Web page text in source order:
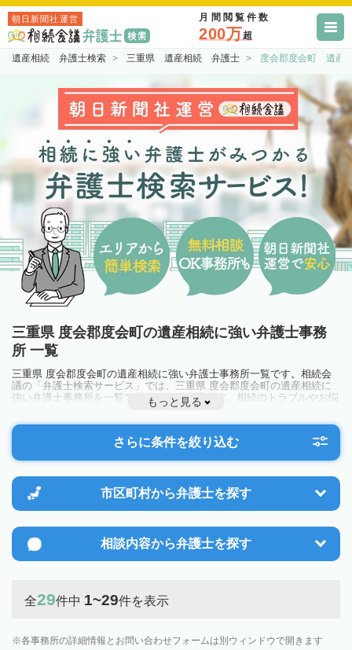
朝日新聞社運営 月間閲覧件数
200万超
遺産相続 弁護士検索 三重県 遺産相続 弁護士 度会郡度会町 遺産
三重県 度会郡度会町の遺産相続に強い弁護士事務
所 一覧
三重県 度会郡度会町の遺産相続に強い弁護士事務所一覧です。相続会
議の「弁護士検索サービス」では、三重県 度会郡度会町の遺産相続に
強い弁護士事務所を一覧で見ることが出来ます。相続のトラブルやお悩
みを抱えている方は一度近隣の弁護士に相談してみましょう。
もっと見る
さらに条件を絞り込む
市区町村から弁護士を探す
相談内容から弁護士を探す
全29件中 1~29件を表示
各事務所の詳細情報とお問い合わせフォームは別ウィンドウで開きます